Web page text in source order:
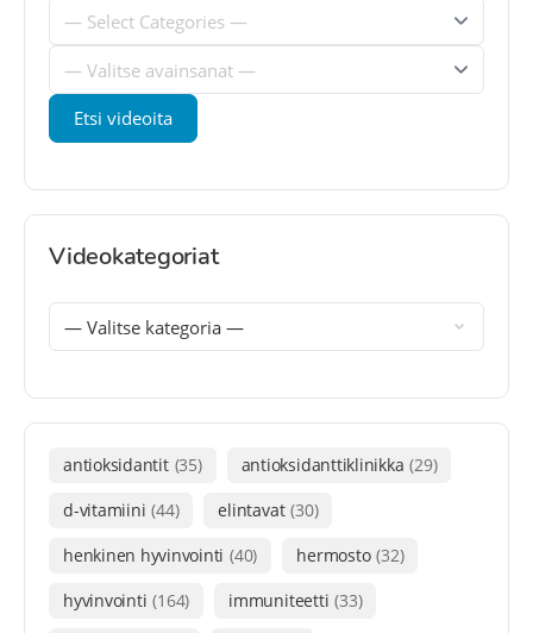
Videokategoriat
antioksidantit (35) antioksidanttiklinikka (29)
d-vitamiini (44) elintavat (30)
henkinen hyvinvointi (40) hermosto (32)
hyvinvointi (164) immuniteetti (33)